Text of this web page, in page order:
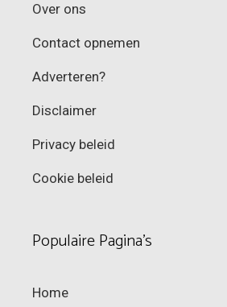
Over ons
Contact opnemen
Adverteren?
Disclaimer
Privacy beleid
Cookie beleid
Populaire Pagina’s
Home